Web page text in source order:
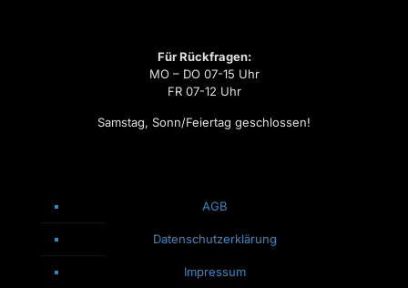
Für Rückfragen:
MO – DO 07-15 Uhr
FR 07-12 Uhr
Samstag, Sonn/Feiertag geschlossen!
AGB
Datenschutzerklärung
Impressum